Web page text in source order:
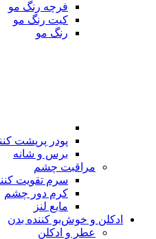
فرچه رنگ مو
کیت رنگ مو
رنگ مو
پودر پرپشت
برس و شانه
مراقبت چشم
سرم تقویت
کرم دور چشم
مایع لنز
ادکلن و خوش‌بو کننده بدن
عطر و ادکلن